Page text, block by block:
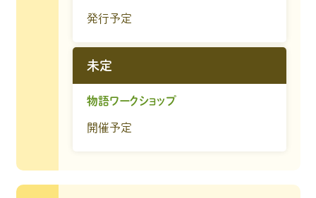
発行予定
未定
物語ワークショップ
開催予定